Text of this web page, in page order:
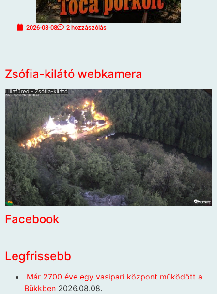
2026-08-08 2 hozzászólás
Zsófia-kilátó webkamera
Facebook
Legfrissebb
Már 2700 éve egy vasipari központ működött a
Bükkben 2026.08.08.